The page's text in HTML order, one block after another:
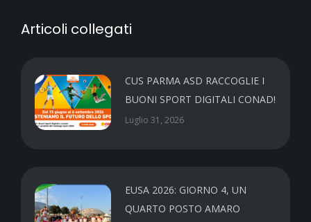
Articoli collegati
CUS PARMA ASD RACCOGLIE I
BUONI SPORT DIGITALI CONAD!
Luglio 31, 2026
EUSA 2026: GIORNO 4, UN
QUARTO POSTO AMARO